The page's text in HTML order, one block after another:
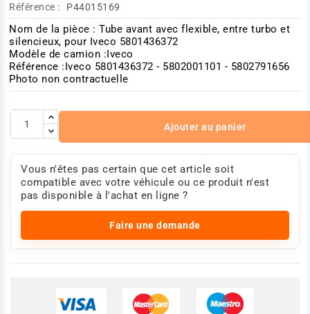
Référence : P44015169
Nom de la pièce : Tube avant avec flexible, entre turbo et
silencieux, pour Iveco 5801436372
Modèle de camion :Iveco
Référence :Iveco 5801436372 - 5802001101 - 5802791656
Photo non contractuelle
Ajouter au panier
Vous n'êtes pas certain que cet article soit
compatible avec votre véhicule ou ce produit n'est
pas disponible à l'achat en ligne ?
Faire une demande